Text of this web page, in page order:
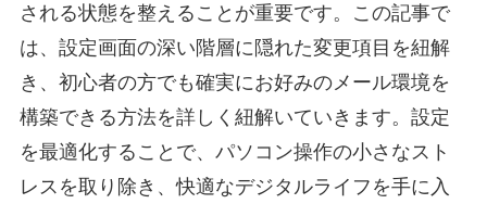
される状態を整えることが重要です。この記事で
は、設定画面の深い階層に隠れた変更項目を紐解
き、初心者の方でも確実にお好みのメール環境を
構築できる方法を詳しく紐解いていきます。設定
を最適化することで、パソコン操作の小さなスト
レスを取り除き、快適なデジタルライフを手に入